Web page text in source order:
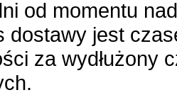
od momentu
dostawy jest
za wydłużony